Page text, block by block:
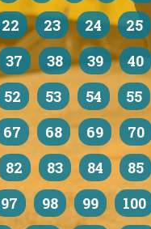
22 23 24 25
37 38 39 40
52 53 54 55
67 68 69 70
82 83 84 85
97 98 99 100